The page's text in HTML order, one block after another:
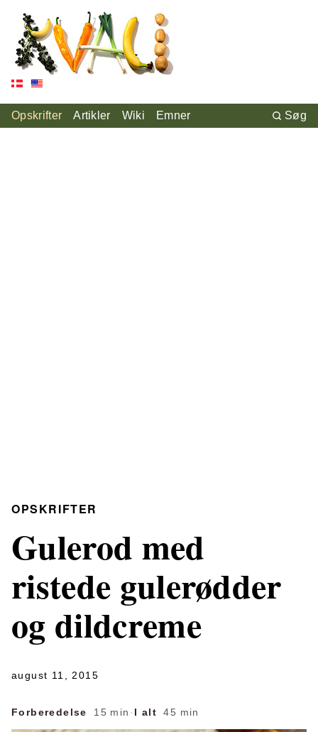
Opskrifter Artikler Wiki Emner Søg
OPSKRIFTER
Gulerod med
ristede gulerødder
og dildcreme
august 11, 2015
Forberedelse 15 min · I alt 45 min